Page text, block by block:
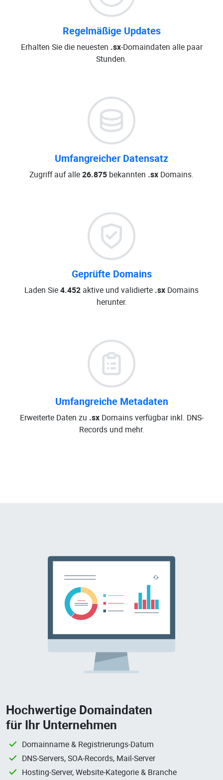
Regelmäßige Updates
Erhalten Sie die neuesten .sx-Domaindaten alle paar
Stunden.
Umfangreicher Datensatz
Zugriff auf alle26.875 bekannten .sx Domains.
Geprüfte Domains
Laden Sie4.452 aktive und validierte .sx Domains
herunter.
Umfangreiche Metadaten
Erweiterte Daten zu .sxDomains verfügbar inkl. DNS-
Records und mehr.
Hochwertige Domaindaten
für Ihr Unternehmen
Domainname & Registrierungs-Datum
DNS-Servers, SOA-Records, Mail-Server
Hosting-Server, Website-Kategorie & Branche